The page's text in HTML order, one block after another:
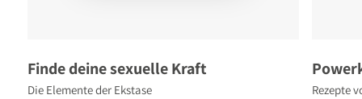
Finde deine sexuelle Kraft
Die Elemente der Ekstase
Rezepte